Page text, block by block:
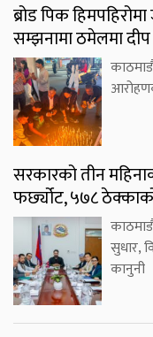
ब्रोड पिक
सम्झनामा ठमेलमा
सरकारको तीन
फर्छ्योट, ५७८
सुधार,
कानुनी